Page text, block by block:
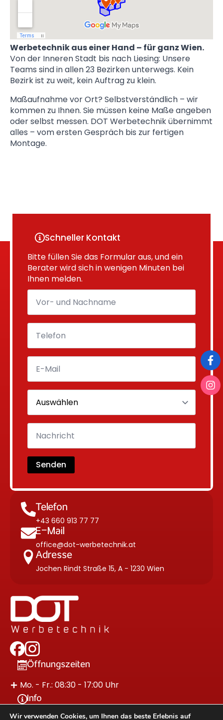
Werbetechnik aus einer Hand – für ganz Wien.
Von der Inneren Stadt bis nach Liesing: Unsere
Teams sind in allen 23 Bezirken unterwegs. Kein
Bezirk ist zu weit, kein Auftrag zu klein.
Maßaufnahme vor Ort? Selbstverständlich – wir
kommen zu Ihnen. Sie müssen keine Maße angeben
oder selbst messen. DOT Werbetechnik übernimmt
alles – vom ersten Gespräch bis zur fertigen
Montage.
Schneller Kontakt
Bitte füllen Sie das Formular aus, und ein
Berater wird sich in wenigen Minuten bei
Ihnen melden.
Senden
Telefon
+43 660 913 77 77
E-Mail
office@dot-werbetechnik.at
Adresse
Jochen Rindt Straße 15, A - 1230 Wien
Öffnungszeiten
Mo. - Fr.: 08:30 - 17:00 Uhr
Info
Wir verwenden Cookies, um Ihnen das beste Erlebnis auf